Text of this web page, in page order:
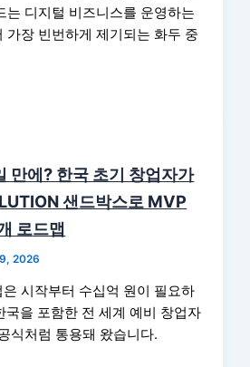
는 디지털 비즈니스를 운영하는
가장 빈번하게 제기되는 화두 중
만에? 한국 초기 창업자가
샌드박스로 MVP
로드맵
2026
시작부터 수십억 원이 필요하
을 포함한 전 세계 예비 창업자
식처럼 통용돼 왔습니다.